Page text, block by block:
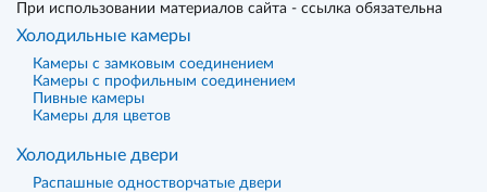
При использовании материалов сайта - ссылка обязательна
Холодильные камеры
Камеры с замковым соединением
Камеры с профильным соединением
Пивные камеры
Камеры для цветов
Холодильные двери
Распашные одностворчатые двери